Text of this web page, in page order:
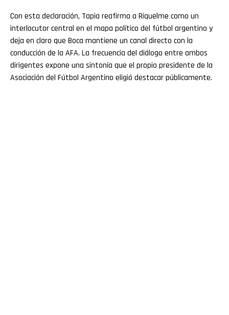
Con esta declaración, Tapia reafirma a Riquelme como un
interlocutor central en el mapa político del fútbol argentino y
deja en claro que Boca mantiene un canal directo con la
conducción de la AFA. La frecuencia del diálogo entre ambos
dirigentes expone una sintonía que el propio presidente de la
Asociación del Fútbol Argentino eligió destacar públicamente.